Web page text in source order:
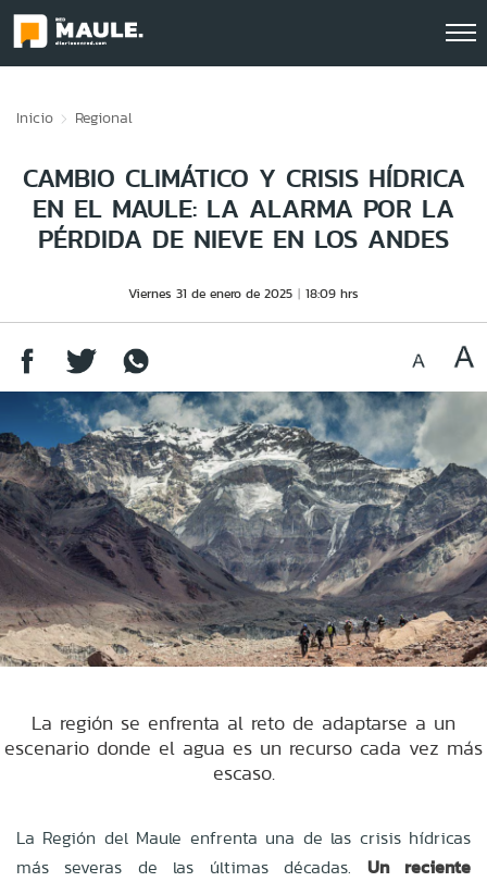
Inicio Regional
CAMBIO CLIMÁTICO Y CRISIS HÍDRICA
EN EL MAULE: LA ALARMA POR LA
PÉRDIDA DE NIEVE EN LOS ANDES
Viernes 31 de enero de 2025 18:09 hrs
La región se enfrenta al reto de adaptarse a un
escenario donde el agua es un recurso cada vez más
escaso.
La Región del Maule enfrenta una de las crisis hídricas
más severas de las últimas décadas. Un reciente